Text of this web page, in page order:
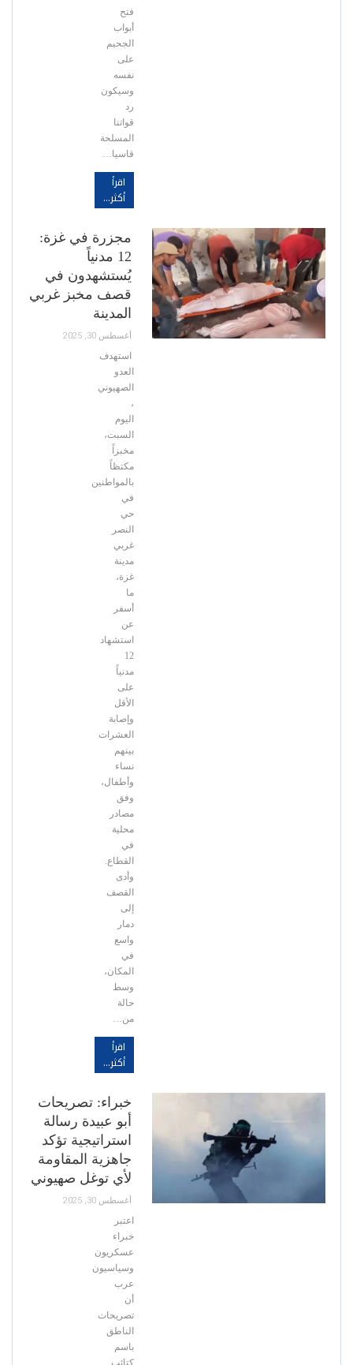
فتح
أبواب
الجحيم
على
نفسه
وسيكون
رد
قواتنا
المسلحة
قاسيا…
اقرأ
أكثر...
مجزرة في غزة:
12 مدنياً
يُستشهدون في
قصف مخبز غربي
المدينة
أغسطس 30, 2025
استهدف
العدو
الصهيوني
،
اليوم
السبت،
مخبزاً
مكتظاً
بالمواطنين
في
حي
النصر
غربي
مدينة
غزة،
ما
أسفر
عن
استشهاد
12
مدنياً
على
الأقل
وإصابة
العشرات
بينهم
نساء
وأطفال،
وفق
مصادر
محلية
في
القطاع.
وأدى
القصف
إلى
دمار
واسع
في
المكان،
وسط
حالة
من…
اقرأ
أكثر...
خبراء: تصريحات
أبو عبيدة رسالة
استراتيجية تؤكد
جاهزية المقاومة
لأي توغل صهيوني
أغسطس 30, 2025
اعتبر
خبراء
عسكريون
وسياسيون
عرب
أن
تصريحات
الناطق
باسم
كتائب